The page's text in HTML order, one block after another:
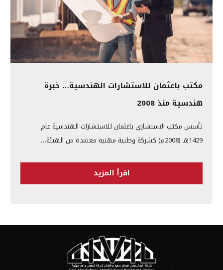
مكتب باعثمان للاستشارات الهندسية… خبرة
هندسية منذ 2008
تأسس مكتب الاستشاري باعثمان للاستشارات الهندسية عام
1429هـ (2008م) كشركة وطنية مهنية معتمدة من الهيئة…
اقرأ المزيد